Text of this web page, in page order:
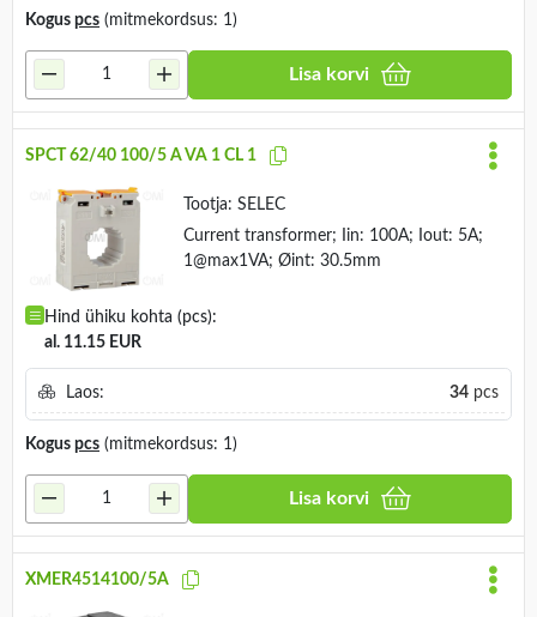
Kogus pcs (mitmekordsus: 1)
Lisa korvi
SPCT 62/40 100/5 A VA 1 CL 1
Tootja: SELEC
Current transformer; Iin: 100A; Iout: 5A;
1@max1VA; Øint: 30.5mm
Hind ühiku kohta (pcs):
al. 11.15 EUR
Laos: 34 pcs
Kogus pcs (mitmekordsus: 1)
Lisa korvi
XMER4514100/5A